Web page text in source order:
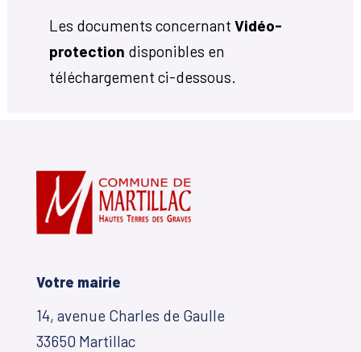
Les documents concernant Vidéo-
protection disponibles en
téléchargement ci-dessous.
Votre mairie
14, avenue Charles de Gaulle
33650 Martillac